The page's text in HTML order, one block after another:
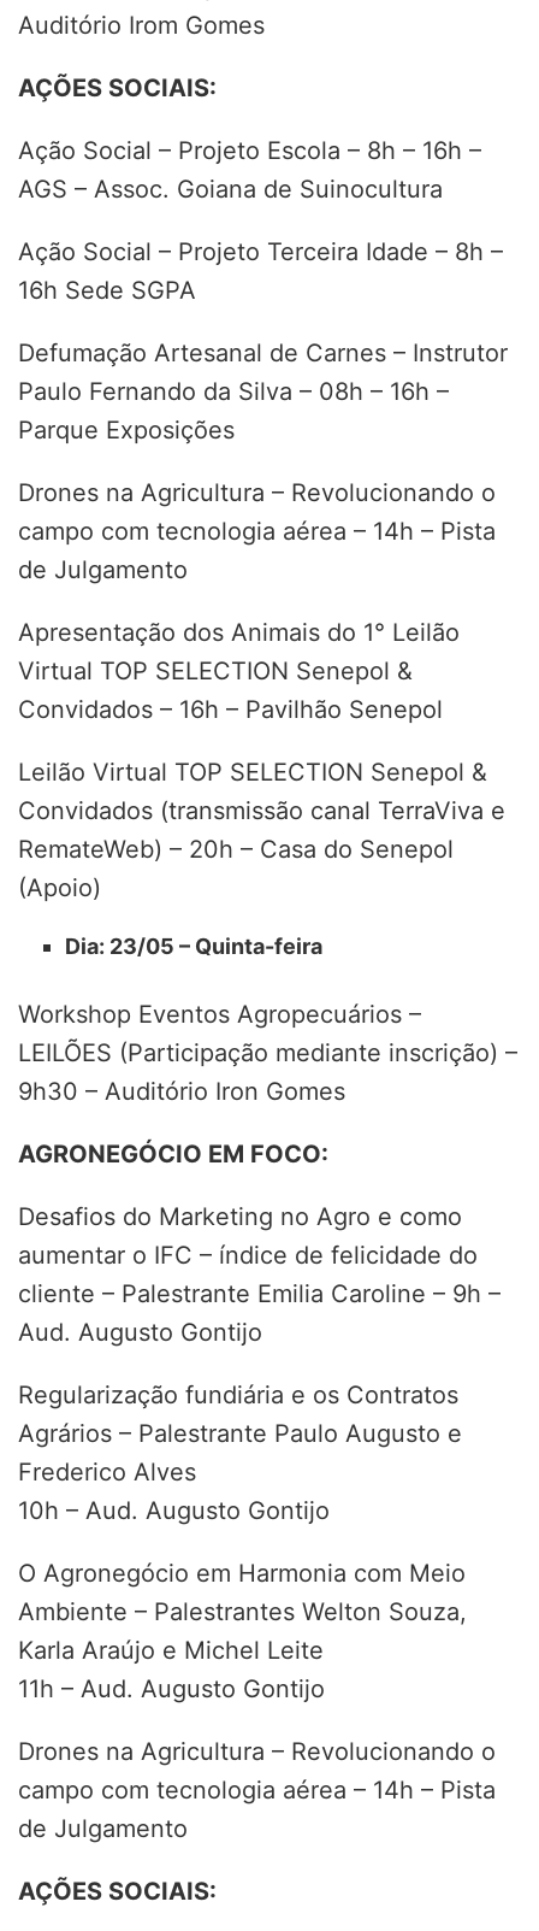
Auditório Irom Gomes
AÇÕES SOCIAIS:
Ação Social – Projeto Escola – 8h – 16h –
AGS – Assoc. Goiana de Suinocultura
Ação Social – Projeto Terceira Idade – 8h –
16h Sede SGPA
Defumação Artesanal de Carnes – Instrutor
Paulo Fernando da Silva – 08h – 16h –
Parque Exposições
Drones na Agricultura – Revolucionando o
campo com tecnologia aérea – 14h – Pista
de Julgamento
Apresentação dos Animais do 1° Leilão
Virtual TOP SELECTION Senepol &
Convidados – 16h – Pavilhão Senepol
Leilão Virtual TOP SELECTION Senepol &
Convidados (transmissão canal TerraViva e
RemateWeb) – 20h – Casa do Senepol
(Apoio)
Dia: 23/05 – Quinta-feira
Workshop Eventos Agropecuários –
LEILÕES (Participação mediante inscrição) –
9h30 – Auditório Iron Gomes
AGRONEGÓCIO EM FOCO:
Desafios do Marketing no Agro e como
aumentar o IFC – índice de felicidade do
cliente – Palestrante Emilia Caroline – 9h –
Aud. Augusto Gontijo
Regularização fundiária e os Contratos
Agrários – Palestrante Paulo Augusto e
Frederico Alves
10h – Aud. Augusto Gontijo
O Agronegócio em Harmonia com Meio
Ambiente – Palestrantes Welton Souza,
Karla Araújo e Michel Leite
11h – Aud. Augusto Gontijo
Drones na Agricultura – Revolucionando o
campo com tecnologia aérea – 14h – Pista
de Julgamento
AÇÕES SOCIAIS: